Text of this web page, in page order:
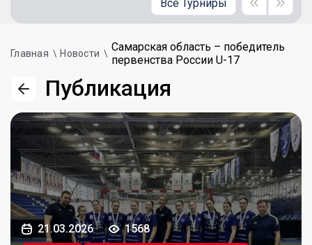
Все Турниры
Главная Новости
Самарская область – победитель
первенства России U-17
Публикация
21.03.2026
1568